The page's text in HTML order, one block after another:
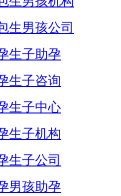
生男孩公司
生子助孕
生子咨询
生子中心
生子机构
生子公司
男孩助孕